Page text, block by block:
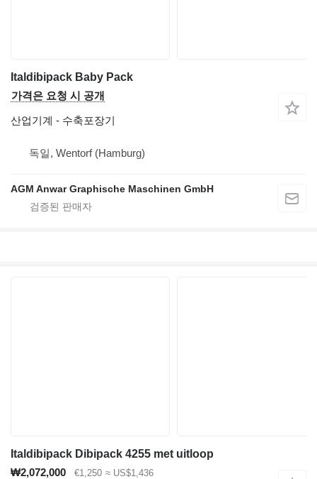
Italdibipack Baby Pack
가격은 요청 시 공개
산업기계 - 수축포장기
독일, Wentorf (Hamburg)
AGM Anwar Graphische Maschinen GmbH
Italdibipack Dibipack 4255 met uitloop
₩2,072,000
€1,250 ≈ US$1,436